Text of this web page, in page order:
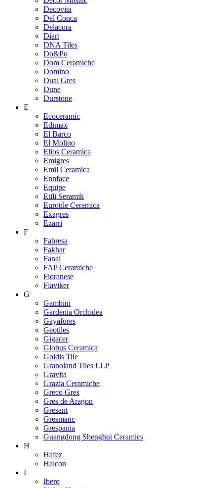
Decovita
Del Conca
Delacora
Diart
DNA Tiles
Do&Po
Dom Ceramiche
Domino
Dual Gres
Dune
Durstone
E
Ecoceramic
Edimax
El Barco
El Molino
Elios Ceramica
Emigres
Emil Ceramica
Ennface
Equipe
Etili Seramik
Eurotile Ceramica
Exagres
Ezarri
F
Fabresa
Fakhar
Fanal
FAP Ceramiche
Fioranese
Flaviker
G
Gambini
Gardenia Orchidea
Gayafores
Geotiles
Gigacer
Globus Ceramica
Goldis Tile
Granoland Tiles LLP
Gravita
Grazia Ceramiche
Greco Gres
Gres de Aragon
Gresant
Gresmanc
Grespania
Guangdong Shenghui Ceramics
H
Hafez
Halcon
I
Ibero